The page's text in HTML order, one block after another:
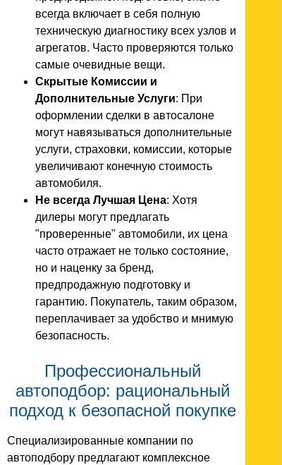
всегда включает в себя полную
техническую диагностику всех узлов и
агрегатов. Часто проверяются только
самые очевидные вещи.
Скрытые Комиссии и
Дополнительные Услуги: При
оформлении сделки в автосалоне
могут навязываться дополнительные
услуги, страховки, комиссии, которые
увеличивают конечную стоимость
автомобиля.
Не всегда Лучшая Цена: Хотя
дилеры могут предлагать
"проверенные" автомобили, их цена
часто отражает не только состояние,
но и наценку за бренд,
предпродажную подготовку и
гарантию. Покупатель, таким образом,
переплачивает за удобство и мнимую
безопасность.
Профессиональный
автоподбор: рациональный
подход к безопасной покупке
Специализированные компании по
автоподбору предлагают комплексное